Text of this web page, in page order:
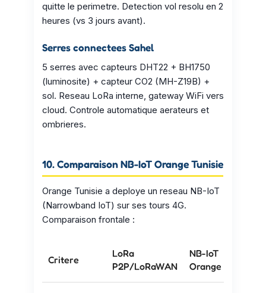
quitte le perimetre. Detection vol resolu en 2
heures (vs 3 jours avant).
Serres connectees Sahel
5 serres avec capteurs DHT22 + BH1750
(luminosite) + capteur CO2 (MH-Z19B) +
sol. Reseau LoRa interne, gateway WiFi vers
cloud. Controle automatique aerateurs et
ombrieres.
10. Comparaison NB-IoT Orange Tunisie
Orange Tunisie a deploye un reseau NB-IoT
(Narrowband IoT) sur ses tours 4G.
Comparaison frontale :
Critere
LoRa
P2P/LoRaWAN
NB-IoT
Orange